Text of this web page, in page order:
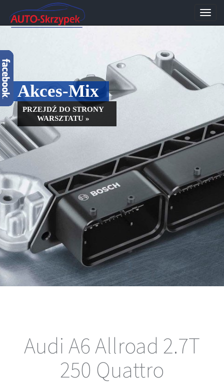
Akces-Mix
PRZEJDŹ DO STRONY
WARSZTATU »
Audi A6 Allroad 2.7T
250 Quattro